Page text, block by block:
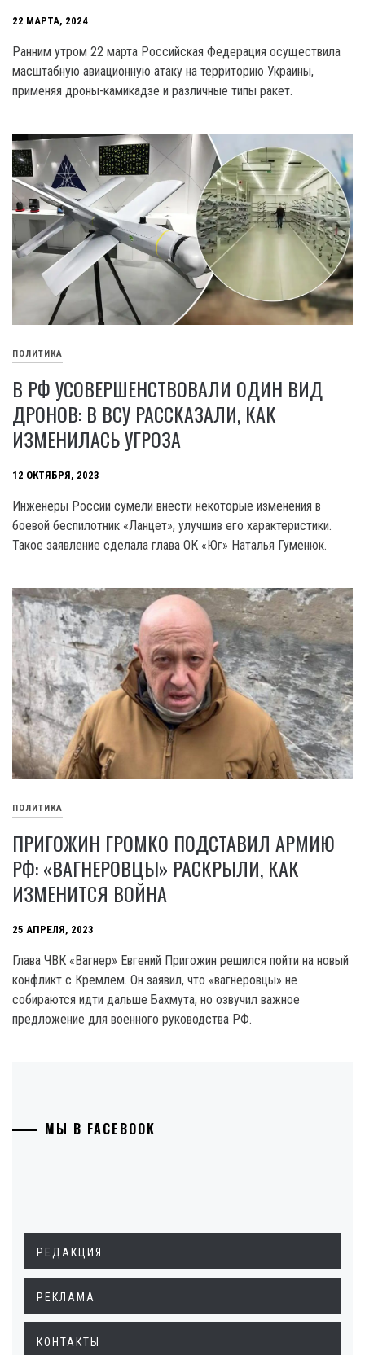
22 МАРТА, 2024
Ранним утром 22 марта Российская Федерация осуществила
масштабную авиационную атаку на территорию Украины,
применяя дроны-камикадзе и различные типы ракет.
ПОЛИТИКА
В РФ УСОВЕРШЕНСТВОВАЛИ ОДИН ВИД
ДРОНОВ: В ВСУ РАССКАЗАЛИ, КАК
ИЗМЕНИЛАСЬ УГРОЗА
12 ОКТЯБРЯ, 2023
Инженеры России сумели внести некоторые изменения в
боевой беспилотник «Ланцет», улучшив его характеристики.
Такое заявление сделала глава ОК «Юг» Наталья Гуменюк.
ПОЛИТИКА
ПРИГОЖИН ГРОМКО ПОДСТАВИЛ АРМИЮ
РФ: «ВАГНЕРОВЦЫ» РАСКРЫЛИ, КАК
ИЗМЕНИТСЯ ВОЙНА
25 АПРЕЛЯ, 2023
Глава ЧВК «Вагнер» Евгений Пригожин решился пойти на новый
конфликт с Кремлем. Он заявил, что «вагнеровцы» не
собираются идти дальше Бахмута, но озвучил важное
предложение для военного руководства РФ.
МЫ В FACEBOOK
РЕДАКЦИЯ
РЕКЛАМА
КОНТАКТЫ